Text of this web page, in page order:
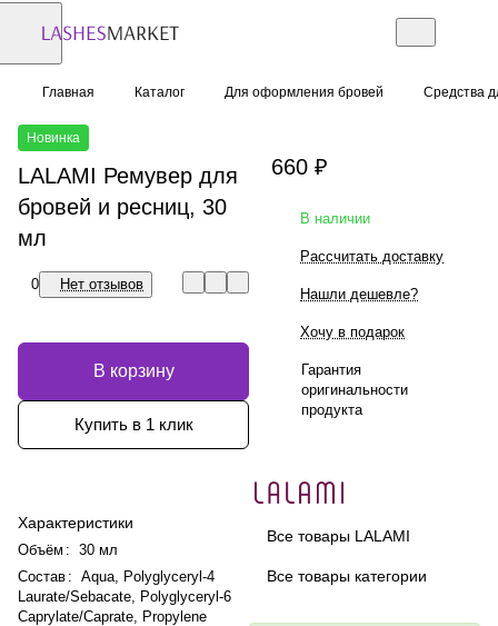
Главная Каталог Для оформления бровей Средства
Новинка
LALAMI Ремувер для
бровей и ресниц, 30
мл
0 Нет отзывов
В корзину
Купить в 1 клик
Характеристики
Объём : 30 мл
Состав : Aqua, Polyglyceryl-4
Laurate/Sebacate, Polyglyceryl-6
Caprylate/Caprate, Propylene
660 ₽
В наличии
Рассчитать доставку
Нашли дешевле?
Хочу в подарок
Гарантия
оригинальности
продукта
Все товары LALAMI
Все товары категории